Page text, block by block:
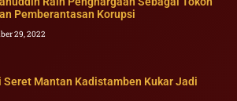
Pemberantasan Korupsi
29, 2022
Mantan Kadistamben Kukar Jadi